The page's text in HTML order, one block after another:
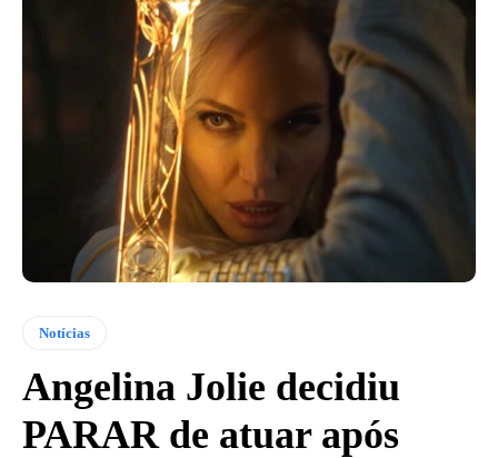
Notícias
Angelina Jolie decidiu
PARAR de atuar após